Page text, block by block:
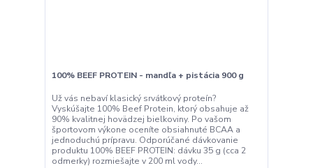
100% BEEF PROTEIN - mandľa + pistácia 900 g
Už vás nebaví klasický srvátkový proteín?
Vyskúšajte 100% Beef Protein, ktorý obsahuje až
90% kvalitnej hovädzej bielkoviny. Po vašom
športovom výkone oceníte obsiahnuté BCAA a
jednoduchú prípravu. Odporúčané dávkovanie
produktu 100% BEEF PROTEIN: dávku 35 g (cca 2
odmerky) rozmiešajte v 200 ml vody...